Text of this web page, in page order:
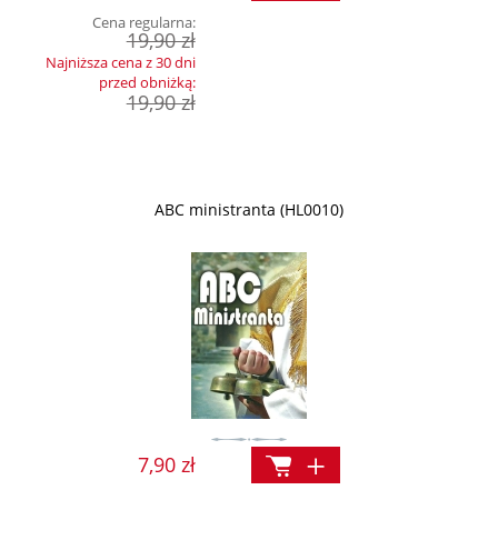
Cena regularna:
19,90 zł
Najniższa cena z 30 dni
przed obniżką:
19,90 zł
ABC ministranta (HL0010)
7,90 zł